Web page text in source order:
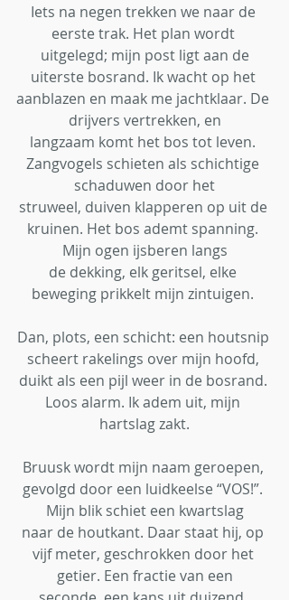
Iets na negen trekken we naar de
eerste trak. Het plan wordt
uitgelegd; mijn post ligt aan de
uiterste bosrand. Ik wacht op het
aanblazen en maak me jachtklaar. De
drijvers vertrekken, en
langzaam komt het bos tot leven.
Zangvogels schieten als schichtige
schaduwen door het
struweel, duiven klapperen op uit de
kruinen. Het bos ademt spanning.
Mijn ogen ijsberen langs
de dekking, elk geritsel, elke
beweging prikkelt mijn zintuigen.
Dan, plots, een schicht: een houtsnip
scheert rakelings over mijn hoofd,
duikt als een pijl weer in de bosrand.
Loos alarm. Ik adem uit, mijn
hartslag zakt.
Bruusk wordt mijn naam geroepen,
gevolgd door een luidkeelse “VOS!”.
Mijn blik schiet een kwartslag
naar de houtkant. Daar staat hij, op
vijf meter, geschrokken door het
getier. Een fractie van een